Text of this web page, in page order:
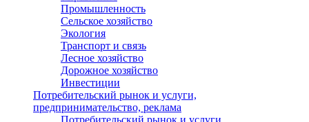
Промышленность
Сельское хозяйство
Экология
Транспорт и связь
Лесное хозяйство
Дорожное хозяйство
Инвестиции
Потребительский рынок и услуги,
предпринимательство, реклама
Потребительский рынок и услуги